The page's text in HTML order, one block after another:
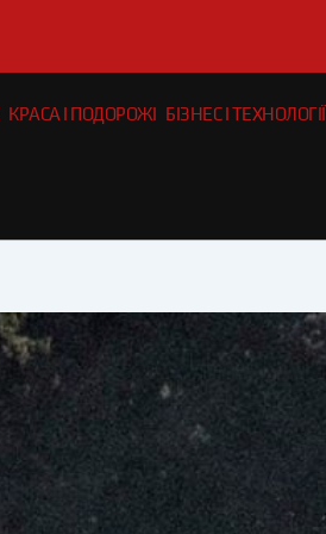
КРАСА І ПОДОРОЖІ БІЗНЕС І ТЕХНОЛОГІЇ